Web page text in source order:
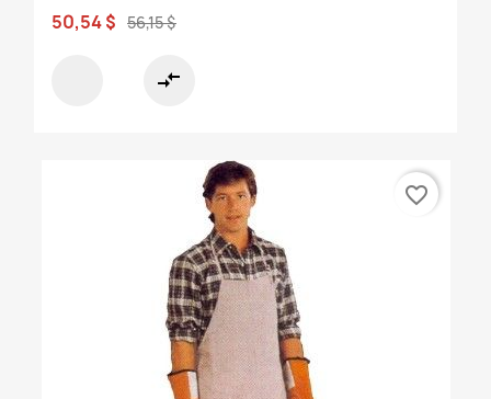
50,54 $ 56,15 $
compare_arrows
favorite_border